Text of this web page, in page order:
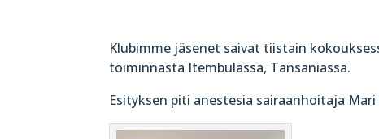
Klubimme jäsenet saivat tiistain
toiminnasta Itembulassa, Tansaniassa.
Esityksen piti anestesia sairaanhoitaja Mari